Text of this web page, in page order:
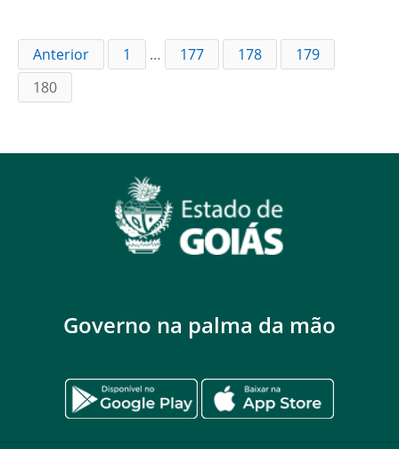
Anterior 1 … 177 178
179
180
Governo na palma da mão